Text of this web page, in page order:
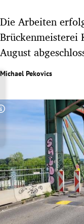
Untermenü
Untermenü
Untermenü
Untermenü
Untermenü
Untermenü
Die Arbeiten
Brückenmeisterei
August
Michael Pekovics
Copyright-Hinweis